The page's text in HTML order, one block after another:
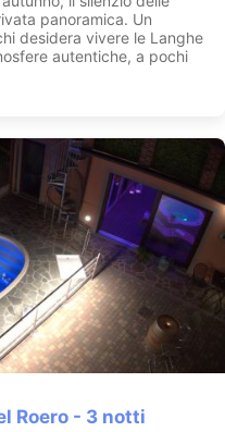
panoramica. Un
desidera vivere le Langhe
autentiche, a pochi
Roero - 3 notti